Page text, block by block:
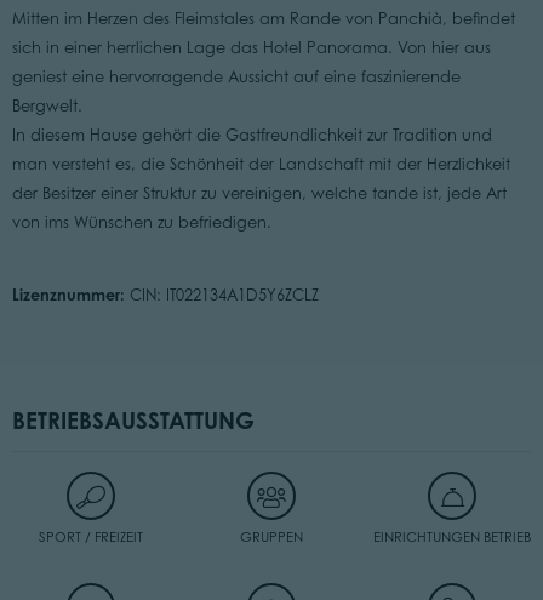
Mitten im Herzen des Fleimstales am Rande von Panchià, befindet
sich in einer herrlichen Lage das Hotel Panorama. Von hier aus
geniest eine hervorragende Aussicht auf eine faszinierende
Bergwelt.
In diesem Hause gehört die Gastfreundlichkeit zur Tradition und
man versteht es, die Schönheit der Landschaft mit der Herzlichkeit
der Besitzer einer Struktur zu vereinigen, welche tande ist, jede Art
von ims Wünschen zu befriedigen.
Lizenznummer: CIN: IT022134A1D5Y6ZCLZ
BETRIEBSAUSSTATTUNG
SPORT / FREIZEIT GRUPPEN EINRICHTUNGEN BETRIEB